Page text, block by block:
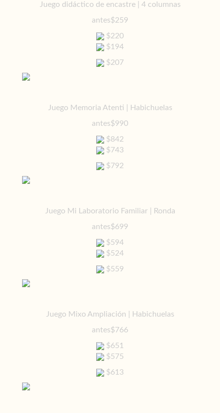
Juego didáctico de encastre | 4 columnas
antes$259
$220
$194
$207
Juego Memoria Atenti | Habichuelas
antes$990
$842
$743
$792
Juego Mi Laboratorio Familiar | Ronda
antes$699
$594
$524
$559
Juego Mixo Ampliación | Habichuelas
antes$766
$651
$575
$613